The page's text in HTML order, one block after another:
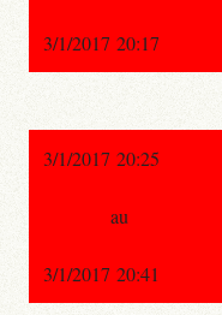
3/1/2017 20:17
3/1/2017 20:25
au
3/1/2017 20:41